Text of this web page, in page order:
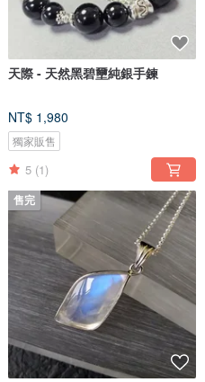
天際 - 天然黑碧壐純銀手鍊
NT$ 1,980
獨家販售
5 (1)
售完